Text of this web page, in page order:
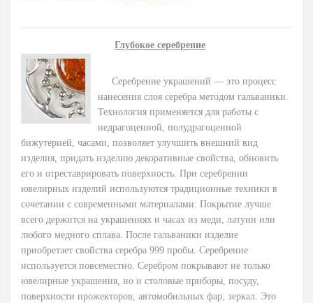
Глубокое серебрение
Серебрение украшений — это процесс
нанесения слоя серебра методом гальваники.
Технология применяется для работы с
недрагоценной, полудрагоценной
бижутерией, часами, позволяет улучшить внешний вид
изделия, придать изделию декоративные свойства, обновить
его и отреставрировать поверхность. При серебрении
ювелирных изделий используются традиционные техники в
сочетании с современными материалами: Покрытие лучше
всего держится на украшениях и часах из меди, латуни или
любого медного сплава. После гальваники изделие
приобретает свойства серебра 999 пробы. Серебрение
используется повсеместно. Серебром покрывают не только
ювелирные украшения, но и столовые приборы, посуду,
поверхности прожекторов, автомобильных фар, зеркал. Это